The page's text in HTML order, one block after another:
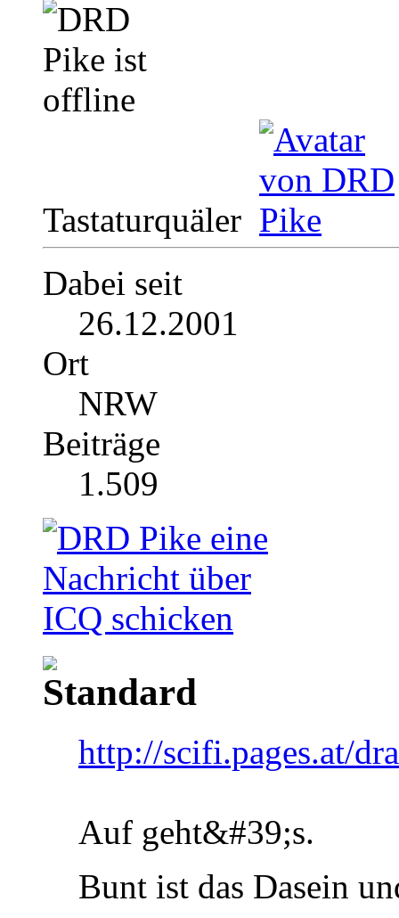
Tastaturquäler
Dabei seit
26.12.2001
Ort
NRW
Beiträge
1.509
http://scifi.pages.at/
Auf geht&#39;s.
Bunt ist das Dasein